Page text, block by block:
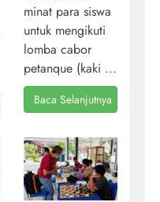
minat para siswa
untuk mengikuti
lomba cabor
petanque (kaki ...
Baca Selanjutnya